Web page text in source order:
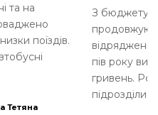
та на
поїздів.
Тетяна
З бюджету
пів року
гривень.
підрозділи